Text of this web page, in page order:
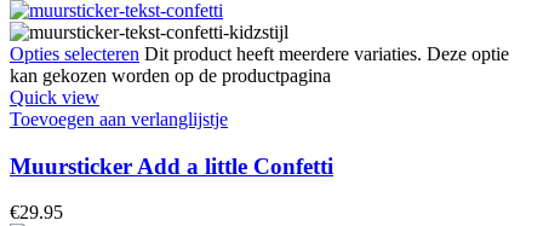
Opties selecteren Dit product heeft meerdere variaties. Deze optie
kan gekozen worden op de productpagina
Quick view
Toevoegen aan verlanglijstje
Muursticker Add a little Confetti
€29.95